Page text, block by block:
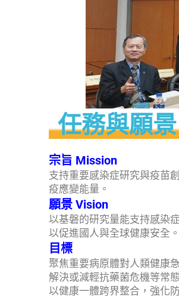
任務與願景
宗旨 Mission
支持重要感染症研究與疫苗
疫應變能量。
願景 Vision
以基磐的研究量能支持感染
以促進國人與全球健康安全。
目標
聚焦重要病原體對人類健康
解決或減輕抗藥菌危機等常
以健康一體跨界整合，強化